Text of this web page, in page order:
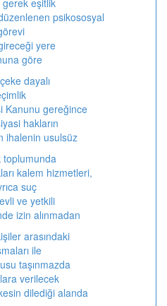
eşitlik
psikososyal
yere
göre
dayalı
Kanunu gereğince
hakların
ihalenin usulsüz
toplumunda
kalem hizmetleri,
suç
ve yetkili
izin alınmadan
arasındaki
ile
taşınmazda
verilecek
dilediği alanda